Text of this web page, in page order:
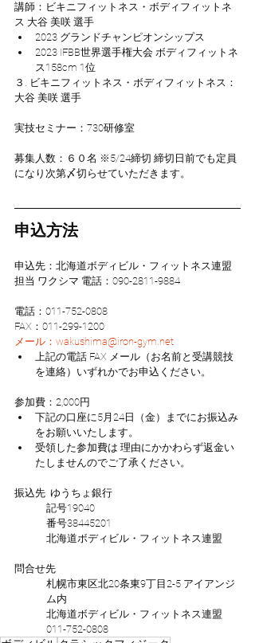
講師：ビキニフィットネス・ボディフィットネ
ス 大谷 美咲 選手
2023 グランドチャンピオンシップス
2023 IFBB世界選手権大会 ボディフィットネ
ス158cm 1位
３. ビキニフィットネス・ボディフィットネス：
大谷 美咲 選手
実技セミナー：730研修室
募集人数：６０名 ※5/24締切 締切日前でも定員
になり次第〆切らせていただきます。
申込方法
申込先：北海道ボディビル・フィットネス連盟
担当 ワクシマ 電話：090-2811-9884
電話：011-752-0808
FAX：011-299-1200
メール：wakushima@iron-gym.net
上記の電話 FAX メール（お名前と受講競技
を連絡）いずれかでお申込ください。
参加費：2,000円
下記の口座に5月24日（金）までにお振込み
をお願いいたします。
受領した参加費は 理由にかかわらず返金い
たしませんのでご了承ください。
振込先  ゆうちょ銀行
記号19040
番号38445201
北海道ボディビル・フィットネス連盟
問合せ先
札幌市東区北20条東9丁目2-5 アイアンジ
ム内
北海道ボディビル・フィットネス連盟
011-752-0808